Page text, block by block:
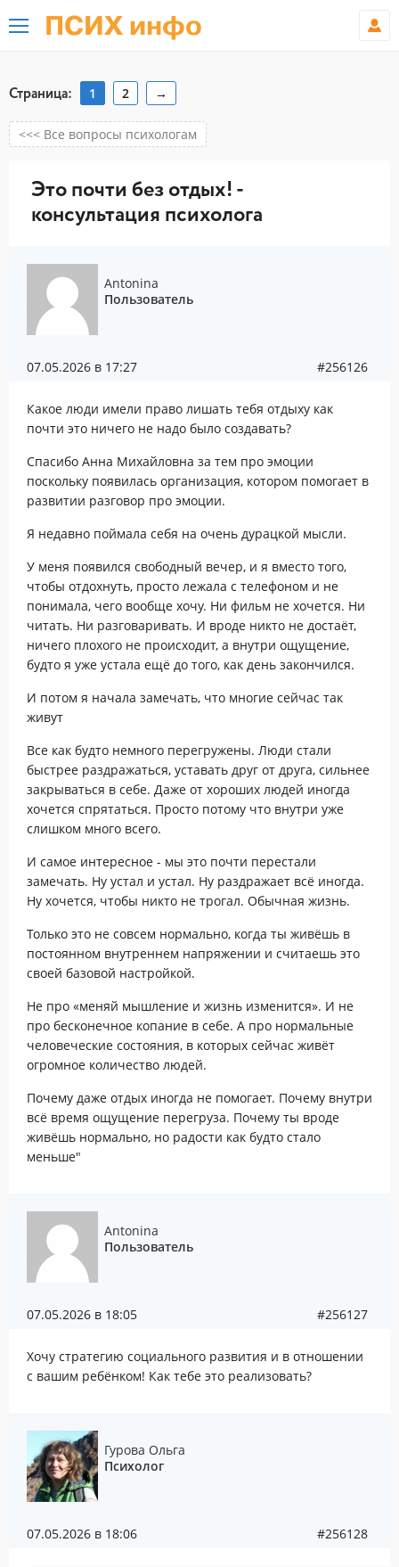
ПСИХ инфо
Страница: 1 2 →
<<< Все вопросы психологам
Это почти без отдых! -
консультация психолога
Antonina
Пользователь
07.05.2026 в 17:27 #256126
Какое люди имели право лишать тебя отдыху как
почти это ничего не надо было создавать?
Спасибо Анна Михайловна за тем про эмоции
поскольку появилась организация, котором помогает в
развитии разговор про эмоции.
Я недавно поймала себя на очень дурацкой мысли.
У меня появился свободный вечер, и я вместо того,
чтобы отдохнуть, просто лежала с телефоном и не
понимала, чего вообще хочу. Ни фильм не хочется. Ни
читать. Ни разговаривать. И вроде никто не достаёт,
ничего плохого не происходит, а внутри ощущение,
будто я уже устала ещё до того, как день закончился.
И потом я начала замечать, что многие сейчас так
живут
Все как будто немного перегружены. Люди стали
быстрее раздражаться, уставать друг от друга, сильнее
закрываться в себе. Даже от хороших людей иногда
хочется спрятаться. Просто потому что внутри уже
слишком много всего.
И самое интересное - мы это почти перестали
замечать. Ну устал и устал. Ну раздражает всё иногда.
Ну хочется, чтобы никто не трогал. Обычная жизнь.
Только это не совсем нормально, когда ты живёшь в
постоянном внутреннем напряжении и считаешь это
своей базовой настройкой.
Не про «меняй мышление и жизнь изменится». И не
про бесконечное копание в себе. А про нормальные
человеческие состояния, в которых сейчас живёт
огромное количество людей.
Почему даже отдых иногда не помогает. Почему внутри
всё время ощущение перегруза. Почему ты вроде
живёшь нормально, но радости как будто стало
меньше"
Antonina
Пользователь
07.05.2026 в 18:05 #256127
Хочу стратегию социального развития и в отношении
с вашим ребёнком! Как тебе это реализовать?
Гурова Ольга
Психолог
07.05.2026 в 18:06 #256128